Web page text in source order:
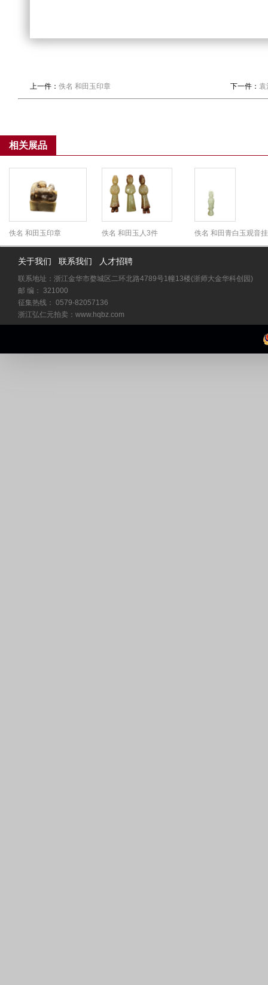
上一件： 佚名 和田玉印章 下一件： 袁
相关展品
佚名 和田玉印章 佚名 和田玉人3件 佚名 和田青白玉观音
关于我们 联系我们 人才招聘
联系地址：浙江金华市婺城区二环北路4789号1幢13楼(浙师大金华科创园)
邮 编： 321000
征集热线： 0579-82057136
浙江弘仁元拍卖：www.hqbz.com